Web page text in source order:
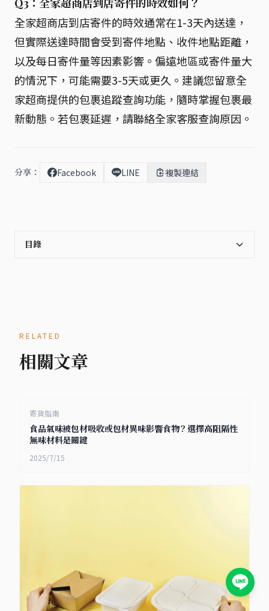
Q3：全家超商店到店寄件的時效如何？
全家超商店到店寄件的時效通常在1-3天內送達，
但實際送達時間會受到寄件地點、收件地點距離，
以及每日寄件量等因素影響。偏遠地區或寄件量大
的情況下，可能需要3-5天或更久。建議您留意全
家超商提供的包裹追蹤查詢功能，隨時掌握包裹最
新動態。若包裹延遲，請聯絡全家客服查詢原因。
分享： Facebook LINE 複製連結
目錄
RELATED
相關文章
寄貨指南
食品氣味被包材吸收或包材異味影響食物？選擇高阻隔性
無味材料是關鍵
2025/7/15